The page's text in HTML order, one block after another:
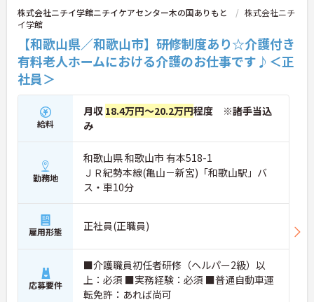
株式会社ニチイ学館ニチイケアセンター木の国ありもと
株式会社ニチ
イ学館
【和歌山県／和歌山市】研修制度あり☆介護付き
有料老人ホームにおける介護のお仕事です♪＜正
社員＞
給料
月収 18.4万円～20.2万円程度 ※諸手当込
み
勤務地
和歌山県 和歌山市 有本518-1
ＪＲ紀勢本線(亀山－新宮)「和歌山駅」バ
ス・車10分
雇用形態 正社員(正職員)
応募要件
■介護職員初任者研修（ヘルパー2級）以
上：必須 ■実務経験：必須 ■普通自動車運
転免許：あれば尚可